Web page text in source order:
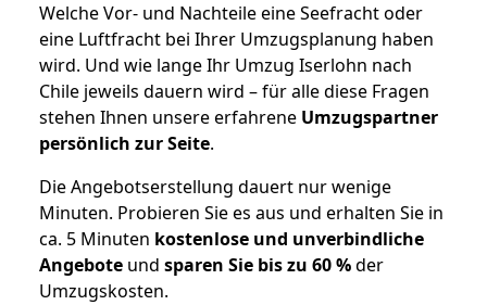
Welche Vor- und Nachteile eine Seefracht oder
eine Luftfracht bei Ihrer Umzugsplanung haben
wird. Und wie lange Ihr Umzug Iserlohn nach
Chile jeweils dauern wird – für alle diese Fragen
stehen Ihnen unsere erfahrene Umzugspartner
persönlich zur Seite.
Die Angebotserstellung dauert nur wenige
Minuten. Probieren Sie es aus und erhalten Sie in
ca. 5 Minuten kostenlose und unverbindliche
Angebote und sparen Sie bis zu 60 %der
Umzugskosten.